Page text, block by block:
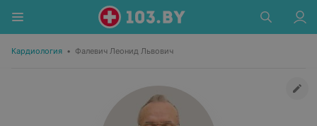
Кардиология • Фалевич Леонид Львович